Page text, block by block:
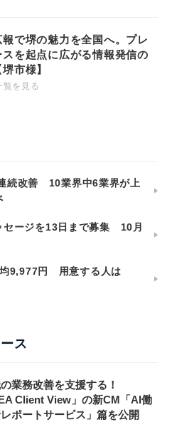
で堺の魅力を全国へ。プレ
スを起点に広がる情報発信の
市様】
覧を見る
続改善 10業界中6業界が上
セージを13日まで募集 10月
9,977円 用意する人は
ス
業務改善を支援する！
Client View」の新CM「AI働
ポートサービス」篇を公開